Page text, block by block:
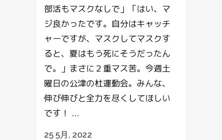
部活もマスクなしで」「はい、マ
ジ良かったです。自分はキャッチ
ャーですが、マスクしてマスクす
ると、夏はもう死にそうだったん
で。」まさに２重マス苦。今週土
曜日の公津の杜運動会。みんな、
伸び伸びと全力を尽くしてほしい
です！ ...
25 5月, 2022